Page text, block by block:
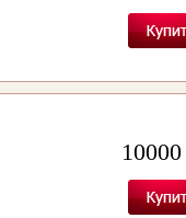
10000